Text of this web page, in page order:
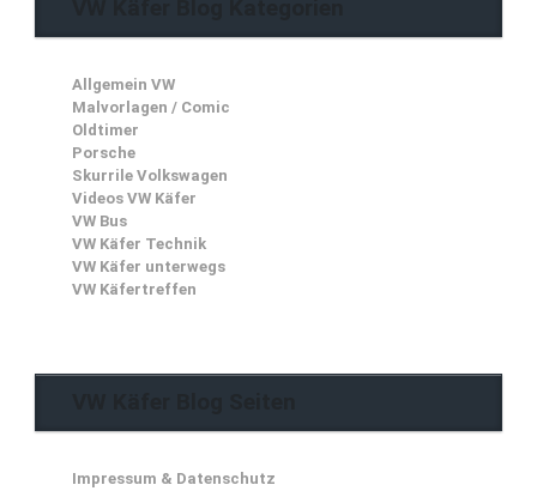
Allgemein VW
Malvorlagen / Comic
Oldtimer
Porsche
Skurrile Volkswagen
Videos VW Käfer
VW Bus
VW Käfer Technik
VW Käfer unterwegs
VW Käfertreffen
Impressum & Datenschutz